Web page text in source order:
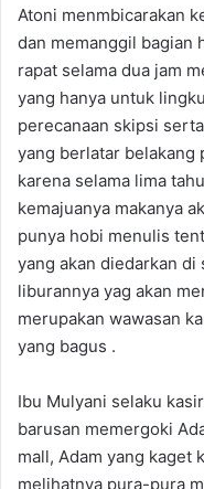
Atoni menmbicarakan
dan memanggil bagian
rapat selama dua jam
yang hanya untuk
perecanaan skipsi
yang berlatar belakang
karena selama lima
kemajuanya makanya
punya hobi menulis
yang akan diedarkan
liburannya yag akan
merupakan wawasan
yang bagus .
Ibu Mulyani selaku
barusan memergoki
mall, Adam yang kaget
melihatnya pura-pura